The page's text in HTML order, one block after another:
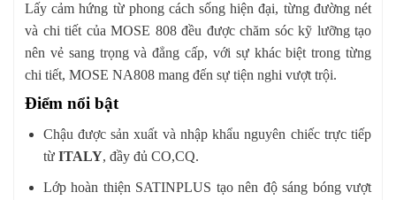
Lấy cảm hứng từ phong cách sống hiện đại, từng đường nét
và chi tiết của MOSE 808 đều được chăm sóc kỹ lưỡng tạo
nên vẻ sang trọng và đẳng cấp, với sự khác biệt trong từng
chi tiết, MOSE NA808 mang đến sự tiện nghi vượt trội.
Điểm nổi bật
Chậu được sản xuất và nhập khẩu nguyên chiếc trực tiếp
từ ITALY, đầy đủ CO,CQ.
Lớp hoàn thiện SATINPLUS tạo nên độ sáng bóng vượt